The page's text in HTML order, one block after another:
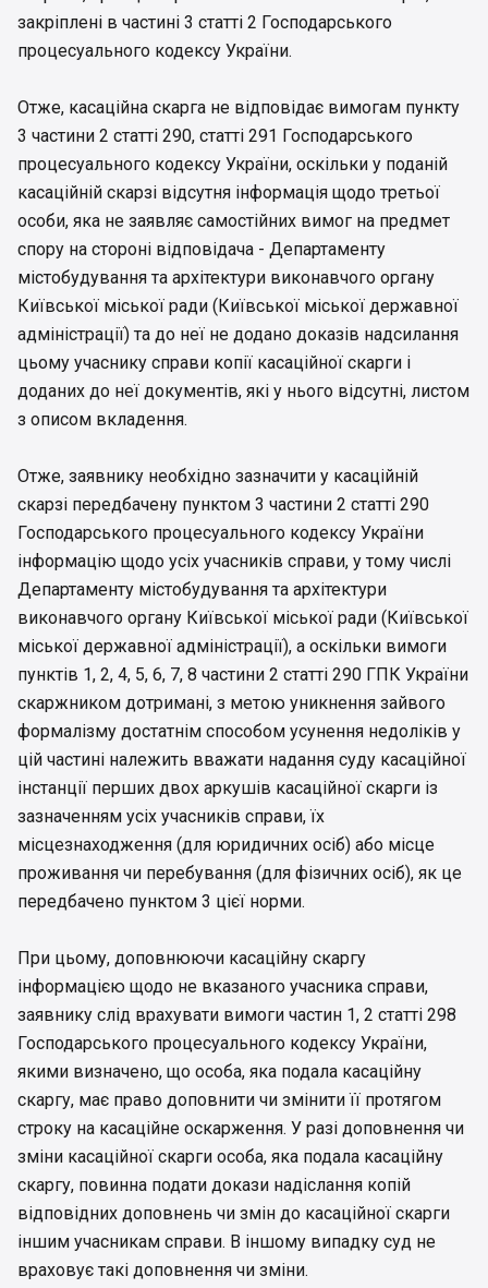
закріплені в частині 3 статті 2 Господарського
процесуального кодексу України.
Отже, касаційна скарга не відповідає вимогам пункту
3 частини 2 статті 290, статті 291 Господарського
процесуального кодексу України, оскільки у поданій
касаційній скарзі відсутня інформація щодо третьої
особи, яка не заявляє самостійних вимог на предмет
спору на стороні відповідача - Департаменту
містобудування та архітектури виконавчого органу
Київської міської ради (Київської міської державної
адміністрації) та до неї не додано доказів надсилання
цьому учаснику справи копії касаційної скарги і
доданих до неї документів, які у нього відсутні, листом
з описом вкладення.
Отже, заявнику необхідно зазначити у касаційній
скарзі передбачену пунктом 3 частини 2 статті 290
Господарського процесуального кодексу України
інформацію щодо усіх учасників справи, у тому числі
Департаменту містобудування та архітектури
виконавчого органу Київської міської ради (Київської
міської державної адміністрації), а оскільки вимоги
пунктів 1, 2, 4, 5, 6, 7, 8 частини 2 статті 290 ГПК України
скаржником дотримані, з метою уникнення зайвого
формалізму достатнім способом усунення недоліків у
цій частині належить вважати надання суду касаційної
інстанції перших двох аркушів касаційної скарги із
зазначенням усіх учасників справи, їх
місцезнаходження (для юридичних осіб) або місце
проживання чи перебування (для фізичних осіб), як це
передбачено пунктом 3 цієї норми.
При цьому, доповнюючи касаційну скаргу
інформацією щодо не вказаного учасника справи,
заявнику слід врахувати вимоги частин 1, 2 статті 298
Господарського процесуального кодексу України,
якими визначено, що особа, яка подала касаційну
скаргу, має право доповнити чи змінити її протягом
строку на касаційне оскарження. У разі доповнення чи
зміни касаційної скарги особа, яка подала касаційну
скаргу, повинна подати докази надіслання копій
відповідних доповнень чи змін до касаційної скарги
іншим учасникам справи. В іншому випадку суд не
враховує такі доповнення чи зміни.